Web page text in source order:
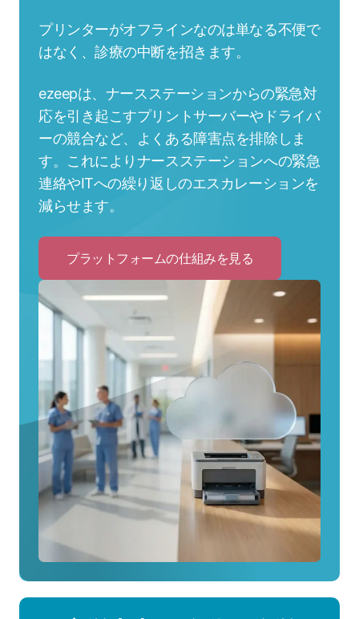
プリンターがオフラインなのは単なる不便で
はなく、診療の中断を招きます。
ezeepは、ナースステーションからの緊急対
応を引き起こすプリントサーバーやドライバ
ーの競合など、よくある障害点を排除しま
す。これによりナースステーションへの緊急
連絡やITへの繰り返しのエスカレーションを
減らせます。
プラットフォームの仕組みを見る
to
ラ
ッ
ト
フ
ム
の
仕
組
み
を
る